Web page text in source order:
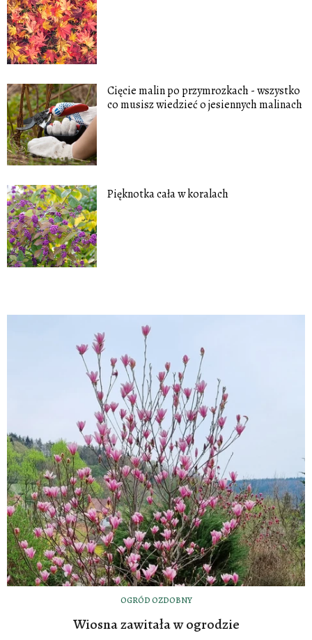
Cięcie malin po przymrozkach - wszystko
co musisz wiedzieć o jesiennych malinach
Pięknotka cała w koralach
OGRÓD OZDOBNY
Wiosna zawitała w ogrodzie